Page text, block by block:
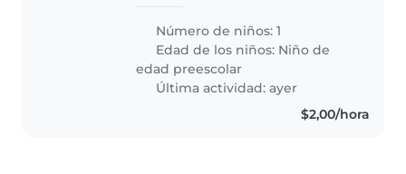
ayude con las tareas del hogar
puertas adentro. Con
experiencia mínima de 1 año.
Que le guste..
Número de niños: 1
Edad de los niños: Niño de
edad preescolar
Última actividad: ayer
$2,00/hora